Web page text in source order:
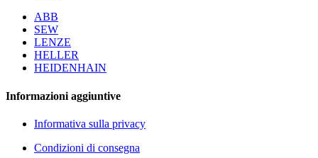
ABB
SEW
LENZE
HELLER
HEIDENHAIN
Informazioni aggiuntive
Informativa sulla privacy
Condizioni di consegna